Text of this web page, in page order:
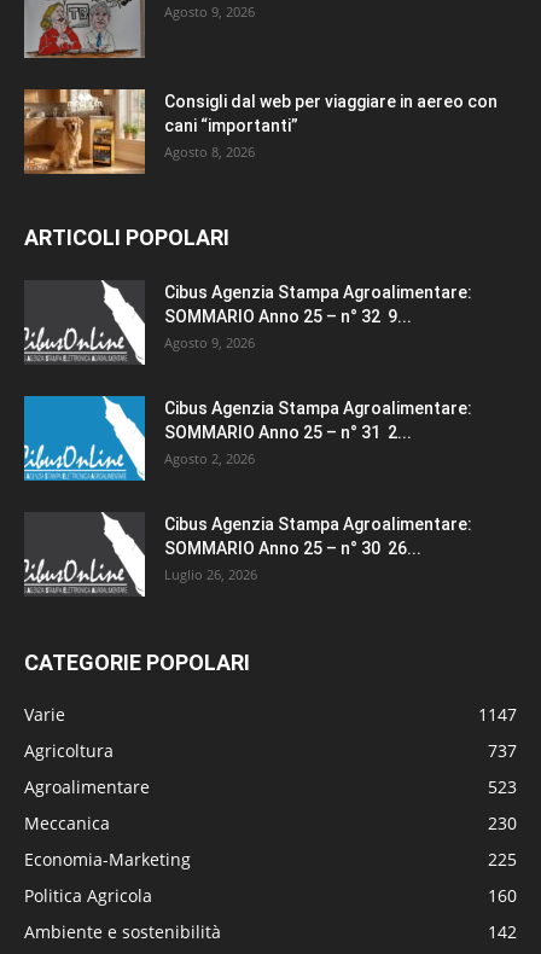
Agosto 9, 2026
Consigli dal web per viaggiare in aereo con
cani “importanti”
Agosto 8, 2026
ARTICOLI POPOLARI
Cibus Agenzia Stampa Agroalimentare:
SOMMARIO Anno 25 – n° 32 9...
Agosto 9, 2026
Cibus Agenzia Stampa Agroalimentare:
SOMMARIO Anno 25 – n° 31 2...
Agosto 2, 2026
Cibus Agenzia Stampa Agroalimentare:
SOMMARIO Anno 25 – n° 30 26...
Luglio 26, 2026
CATEGORIE POPOLARI
Varie
1147
Agricoltura
737
Agroalimentare
523
Meccanica
230
Economia-Marketing
225
Politica Agricola
160
Ambiente e sostenibilità
142